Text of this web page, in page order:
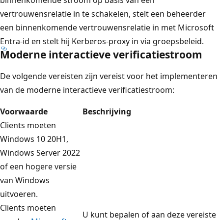
o
o
n
t
d
a
t
e
m
o
d
e
r
n
e
vertrouwensrelatie in te schakelen, stelt een beheerder
een binnenkomende vertrouwensrelatie in met Microsoft
Entra-id en stelt hij Kerberos-proxy in via groepsbeleid.
Moderne interactieve verificatiestroom
De volgende vereisten zijn vereist voor het implementeren
van de moderne interactieve verificatiestroom:
Voorwaarde
Beschrijving
Clients moeten
Windows 10 20H1,
Windows Server 2022
of een hogere versie
van Windows
uitvoeren.
Clients moeten
U kunt bepalen of aan deze vereiste